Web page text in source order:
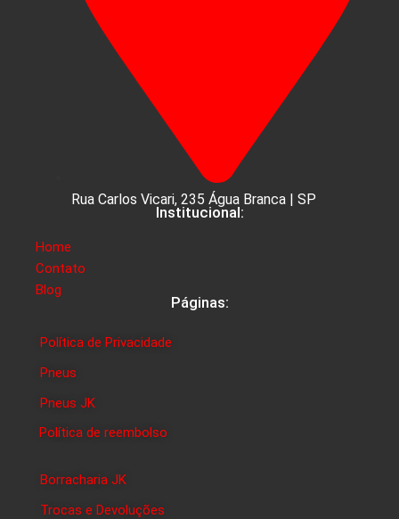
Rua Carlos Vicari, 235 Água Branca | SP
Institucional:
Home
Contato
Blog
Páginas:
Política de Privacidade
Pneus
Pneus JK
Política de reembolso
Borracharia JK
Trocas e Devoluções